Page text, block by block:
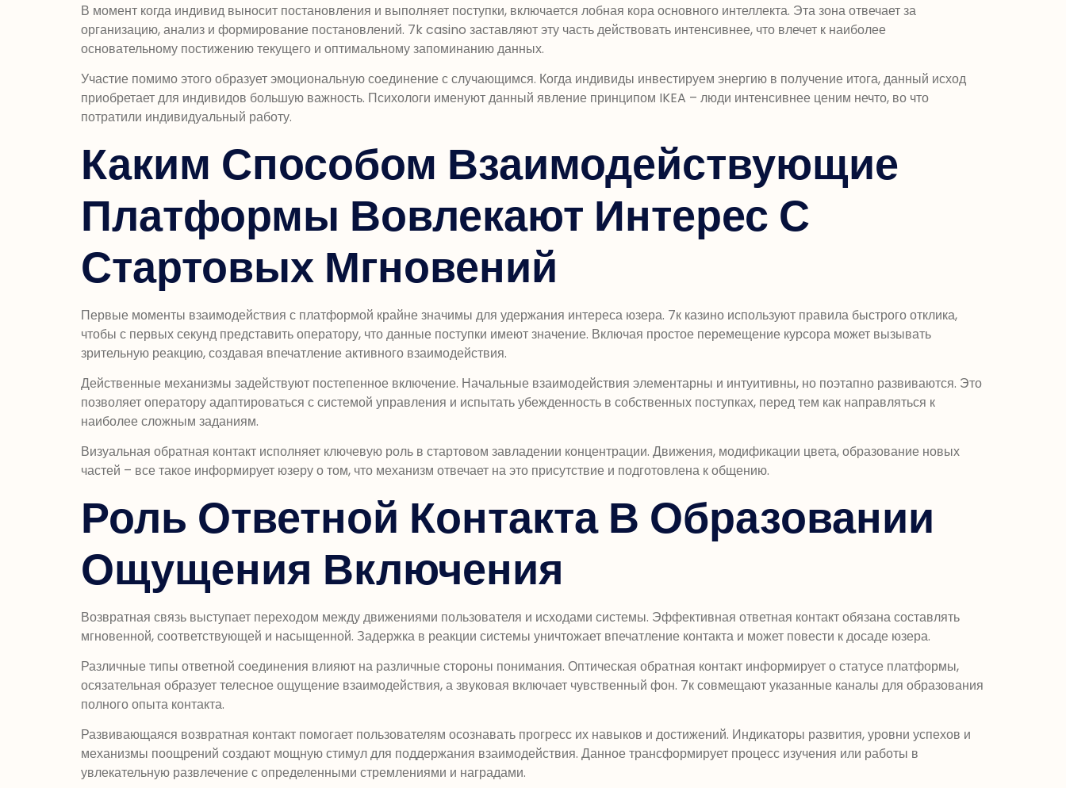
В момент когда индивид выносит постановления и выполняет поступки, включается лобная кора основного интеллекта. Эта зона отвечает за
организацию, анализ и формирование постановлений. 7k casino заставляют эту часть действовать интенсивнее, что влечет к наиболее
основательному постижению текущего и оптимальному запоминанию данных.
Участие помимо этого образует эмоциональную соединение с случающимся. Когда индивиды инвестируем энергию в получение итога, данный исход
приобретает для индивидов большую важность. Психологи именуют данный явление принципом IKEA – люди интенсивнее ценим нечто, во что
потратили индивидуальный работу.
Каким Способом Взаимодействующие
Платформы Вовлекают Интерес С
Стартовых Мгновений
Первые моменты взаимодействия с платформой крайне значимы для удержания интереса юзера. 7к казино используют правила быстрого отклика,
чтобы с первых секунд представить оператору, что данные поступки имеют значение. Включая простое перемещение курсора может вызывать
зрительную реакцию, создавая впечатление активного взаимодействия.
Действенные механизмы задействуют постепенное включение. Начальные взаимодействия элементарны и интуитивны, но поэтапно развиваются. Это
позволяет оператору адаптироваться с системой управления и испытать убежденность в собственных поступках, перед тем как направляться к
наиболее сложным заданиям.
Визуальная обратная контакт исполняет ключевую роль в стартовом завладении концентрации. Движения, модификации цвета, образование новых
частей – все такое информирует юзеру о том, что механизм отвечает на это присутствие и подготовлена к общению.
Роль Ответной Контакта В Образовании
Ощущения Включения
Возвратная связь выступает переходом между движениями пользователя и исходами системы. Эффективная ответная контакт обязана составлять
мгновенной, соответствующей и насыщенной. Задержка в реакции системы уничтожает впечатление контакта и может повести к досаде юзера.
Различные типы ответной соединения влияют на различные стороны понимания. Оптическая обратная контакт информирует о статусе платформы,
осязательная образует телесное ощущение взаимодействия, а звуковая включает чувственный фон. 7к совмещают указанные каналы для образования
полного опыта контакта.
Развивающаяся возвратная контакт помогает пользователям осознавать прогресс их навыков и достижений. Индикаторы развития, уровни успехов и
механизмы поощрений создают мощную стимул для поддержания взаимодействия. Данное трансформирует процесс изучения или работы в
увлекательную развлечение с определенными стремлениями и наградами.